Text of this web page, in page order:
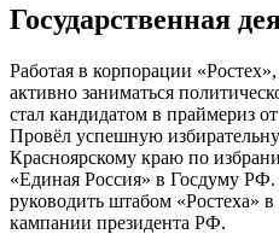
Государственная
Работая в корпорации
активно заниматься
стал кандидатом в праймериз
Провёл успешную
Красноярскому краю по
«Единая Россия» в Госдуму
руководить штабом «Ростеха»
кампании президента РФ.